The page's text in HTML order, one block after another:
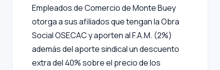
Empleados de Comercio de Monte Buey
otorga a sus afiliados que tengan la Obra
Social OSECAC y aporten al F.A.M. (2%)
además del aporte sindical un descuento
extra del 40% sobre el precio de los